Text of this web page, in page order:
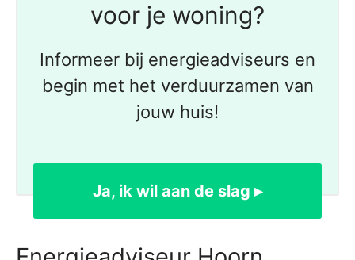
voor je woning?
Informeer bij energieadviseurs en
begin met het verduurzamen van
jouw huis!
Ja, ik wil aan de slag ▸